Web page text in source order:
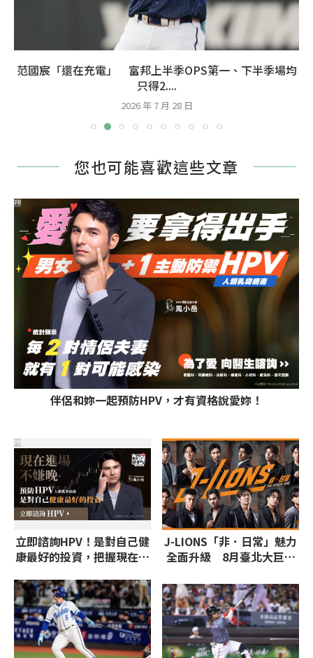
范國宸「還在充電」 富邦上半季OPS第一、下半季場均
只得2....
2026 年 7 月 28 日
您也可能喜歡這些文章
伴侶和妳一起預防HPV，才有資格說愛妳！
PR
立即諮詢HPV！是對自己健
康最好的投資，把握現在不
PR
J-LIONS「非．日常」魅力
全面升級 8月臺北大巨蛋